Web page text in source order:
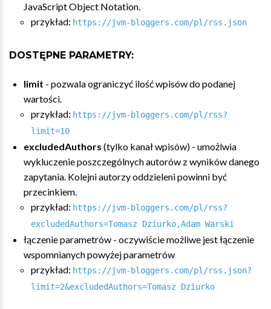
JavaScript Object Notation.
przykład: https://jvm-bloggers.com/pl/rss.json
DOSTĘPNE PARAMETRY:
limit - pozwala ograniczyć ilość wpisów do podanej
wartości.
przykład: https://jvm-bloggers.com/pl/rss?
limit=10
excludedAuthors (tylko kanał wpisów) - umożlwia
wykluczenie poszczególnych autorów z wyników danego
zapytania. Kolejni autorzy oddzieleni powinni być
przecinkiem.
przykład: https://jvm-bloggers.com/pl/rss?
excludedAuthors=Tomasz Dziurko,Adam Warski
łączenie parametrów - oczywiście możliwe jest łączenie
wspomnianych powyżej parametrów
przykład: https://jvm-bloggers.com/pl/rss.json?
limit=2&excludedAuthors=Tomasz Dziurko